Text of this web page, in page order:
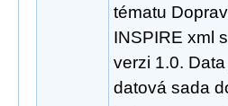
tématu
INSPIRE xml
verzi 1.0.
datová sada